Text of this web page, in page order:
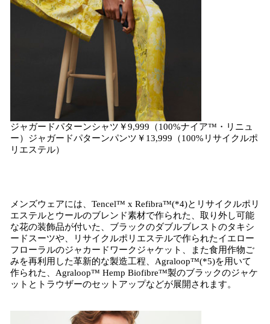
ジャガードパターンシャツ￥9,999（100%ナイア™・リニュ
ー）ジャガードパターンパンツ￥13,999（100%リサイクルポ
リエステル）
メンズウェアには、Tencel™ x Refibra™(*4)とリサイクルポリ
エステルとウールのブレンド素材で作られた、取り外し可能
な花の装飾品が付いた、ブラックのダブルブレストのタキシ
ードスーツや、リサイクルポリエステルで作られたイエロー
フローラルのジャカードワークジャケット、また食用作物ご
みを再利用した革新的な製造工程、Agraloop™(*5)を用いて
作られた、Agraloop™ Hemp Biofibre™製のブラックのジャケ
ットとトラウザーのセットアップなどが展開されます。